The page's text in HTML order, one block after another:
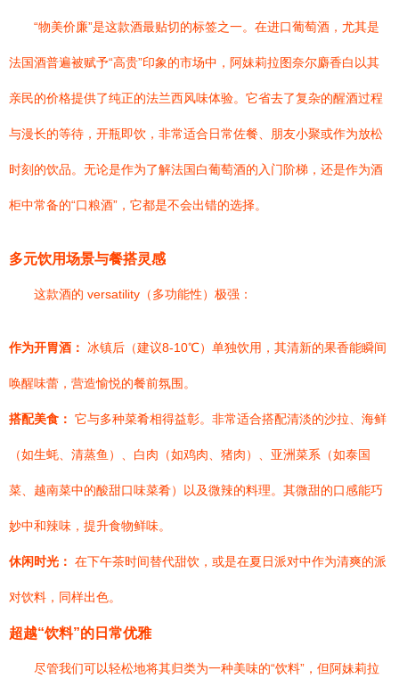
“物美价廉”是这款酒最贴切的标签之一。在进口葡萄酒，尤其是
法国酒普遍被赋予“高贵”印象的市场中，阿妹莉拉图奈尔麝香白以其
亲民的价格提供了纯正的法兰西风味体验。它省去了复杂的醒酒过程
与漫长的等待，开瓶即饮，非常适合日常佐餐、朋友小聚或作为放松
时刻的饮品。无论是作为了解法国白葡萄酒的入门阶梯，还是作为酒
柜中常备的“口粮酒”，它都是不会出错的选择。
多元饮用场景与餐搭灵感
这款酒的 versatility（多功能性）极强：
作为开胃酒： 冰镇后（建议8-10℃）单独饮用，其清新的果香能瞬间
唤醒味蕾，营造愉悦的餐前氛围。
搭配美食： 它与多种菜肴相得益彰。非常适合搭配清淡的沙拉、海鲜
（如生蚝、清蒸鱼）、白肉（如鸡肉、猪肉）、亚洲菜系（如泰国
菜、越南菜中的酸甜口味菜肴）以及微辣的料理。其微甜的口感能巧
妙中和辣味，提升食物鲜味。
休闲时光： 在下午茶时间替代甜饮，或是在夏日派对中作为清爽的派
对饮料，同样出色。
超越“饮料”的日常优雅
尽管我们可以轻松地将其归类为一种美味的“饮料”，但阿妹莉拉